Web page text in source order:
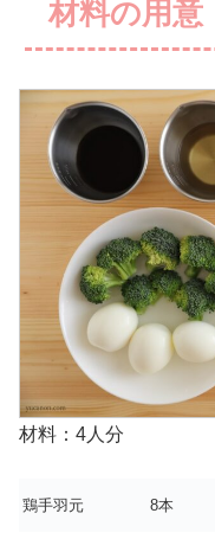
材料の用意
材料：4人分
鶏手羽元 8本